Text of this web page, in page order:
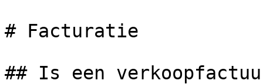
# Facturatie
## Is een